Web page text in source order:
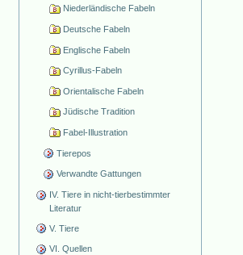
Niederländische Fabeln
Deutsche Fabeln
Englische Fabeln
Cyrillus-Fabeln
Orientalische Fabeln
Jüdische Tradition
Fabel-Illustration
Tierepos
Verwandte Gattungen
IV. Tiere in nicht-tierbestimmter
Literatur
V. Tiere
VI. Quellen